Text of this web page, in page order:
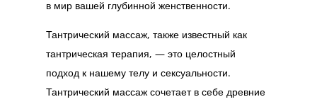
в мир вашей глубинной женственности.
Тантрический массаж, также известный как
тантрическая терапия, — это целостный
подход к нашему телу и сексуальности.
Тантрический массаж сочетает в себе древние